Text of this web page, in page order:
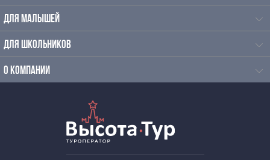
ДЛЯ МАЛЫШЕЙ
ДЛЯ ШКОЛЬНИКОВ
О КОМПАНИИ